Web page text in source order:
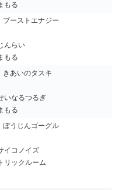
る
ブーストエナジー
らい
もる
きあいのタスキ
なるつるぎ
る
ぼうじんゴーグル
ノイズ
クルーム